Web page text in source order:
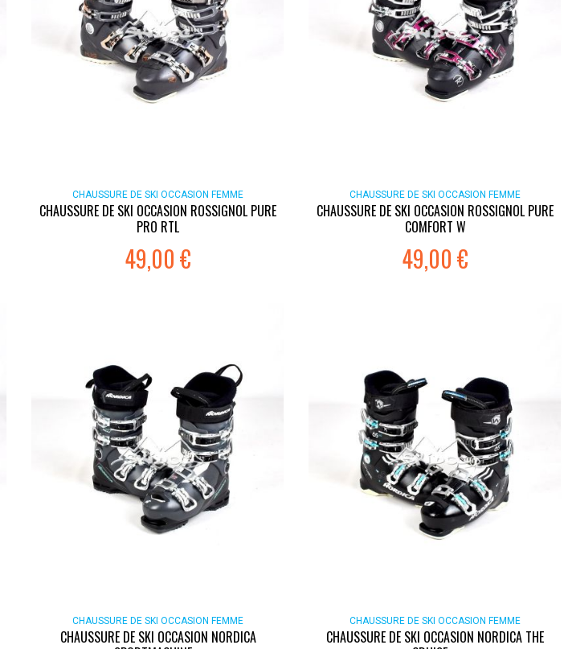
CHAUSSURE DE SKI OCCASION FEMME
CHAUSSURE DE SKI OCCASION ROSSIGNOL PURE
PRO RTL
49,00 €
CHAUSSURE DE SKI OCCASION FEMME
CHAUSSURE DE SKI OCCASION ROSSIGNOL PURE
COMFORT W
49,00 €
CHAUSSURE DE SKI OCCASION FEMME
CHAUSSURE DE SKI OCCASION NORDICA
CHAUSSURE DE SKI OCCASION FEMME
CHAUSSURE DE SKI OCCASION NORDICA THE